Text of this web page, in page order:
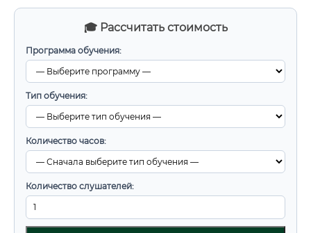
🎓 Рассчитать стоимость
Программа обучения:
Тип обучения:
Количество часов:
Количество слушателей: